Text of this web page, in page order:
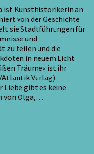
ist Kunsthistorikerin an
von der Geschichte
sie Stadtführungen für
und
zu teilen und die
in neuem Licht
Träume« ist ihr
Atlantik Verlag)
Liebe gibt es keine
von Olga,…